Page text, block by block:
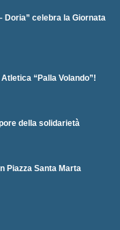
Doria” celebra la Giornata
“Palla Volando”!
della solidarietà
Piazza Santa Marta